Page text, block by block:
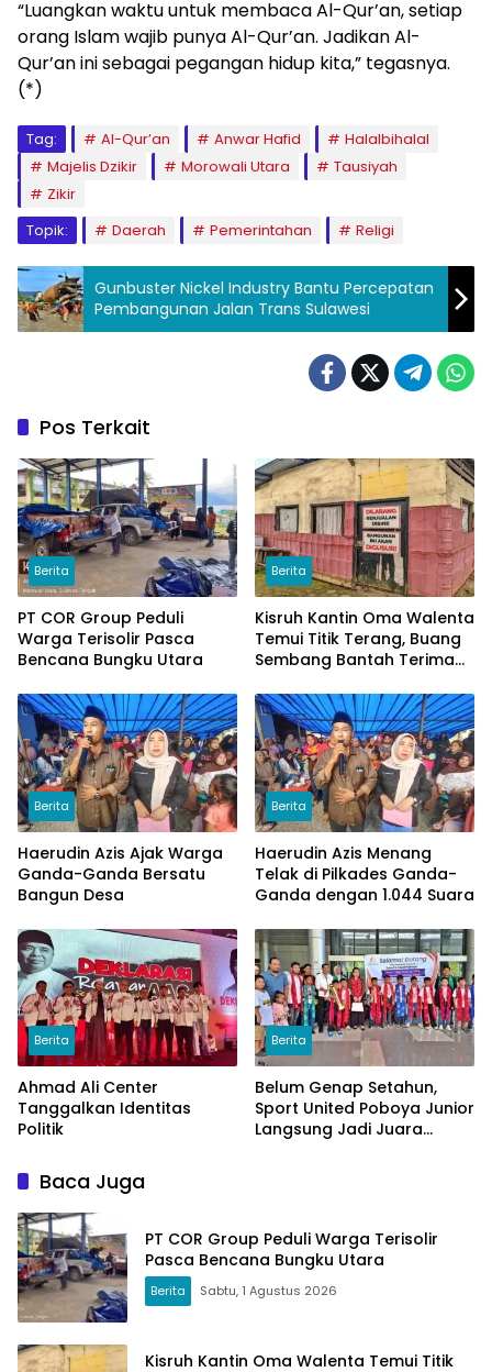
“Luangkan waktu untuk membaca Al-Qur’an, setiap
orang Islam wajib punya Al-Qur’an. Jadikan Al-
Qur’an ini sebagai pegangan hidup kita,” tegasnya.
(*)
Tag: Al-Qur’an Anwar Hafid
Halalbihalal
Majelis Dzikir
Morowali Utara
Tausiyah
Zikir
Topik:
Daerah Pemerintahan Religi
Gunbuster Nickel Industry Bantu Percepatan
Pembangunan Jalan Trans Sulawesi
Pos Terkait
Berita
PT COR Group Peduli
Warga Terisolir Pasca
Bencana Bungku Utara
Berita
Kisruh Kantin Oma Walenta
Temui Titik Terang, Buang
Sembang Bantah Terima
Berita
Haerudin Azis Ajak Warga
Ganda-Ganda Bersatu
Bangun Desa
Berita
Haerudin Azis Menang
Telak di Pilkades Ganda-
Ganda dengan 1.044 Suara
Berita
Ahmad Ali Center
Tanggalkan Identitas
Politik
Berita
Belum Genap Setahun,
Sport United Poboya Junior
Langsung Jadi Juara
Baca Juga
PT COR Group Peduli Warga Terisolir
Pasca Bencana Bungku Utara
Berita Sabtu, 1 Agustus 2026
Kisruh Kantin Oma Walenta Temui Titik